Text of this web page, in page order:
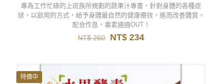
專為工作忙碌的上班族所規劃的蔬果汁專書，針對身體的各種症
狀，以飲用的方式，給予身體最自然的健康療效，進而改善體質。
配合作息，毒素通通OUT！
NT$260
原
NT$ 260。
NT$ 234目
特價中